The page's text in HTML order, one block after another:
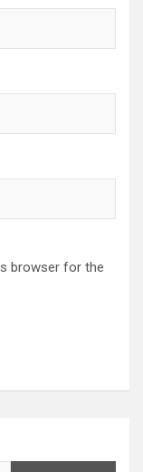
browser for the